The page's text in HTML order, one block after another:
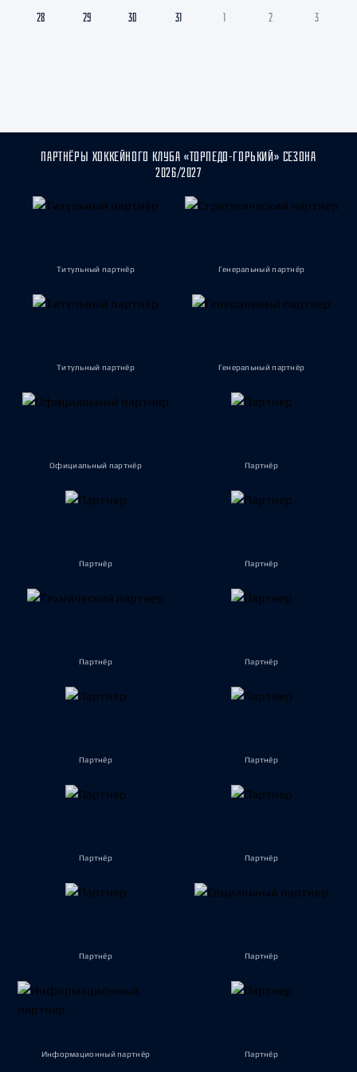
28 29 30 31 1 2 3
ПАРТНЁРЫ ХОККЕЙНОГО КЛУБА «ТОРПЕДО-ГОРЬКИЙ» СЕЗОНА
2026/2027
Титульный партнёр Генеральный партнёр
Титульный партнёр Генеральный партнёр
Официальный партнёр Партнёр
Партнёр Партнёр
Партнёр Партнёр
Партнёр Партнёр
Партнёр Партнёр
Партнёр Партнёр
Информационный партнёр Партнёр